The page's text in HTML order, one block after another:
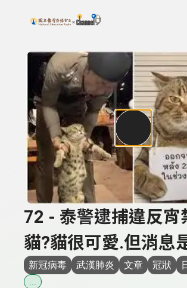
上方功能區塊
搜尋關鍵字：可輸入節目名稱、主持人
72 - 泰警逮捕違反宵
貓?貓很可愛.但消息
新冠病毒 武漢肺炎 文章 冠狀